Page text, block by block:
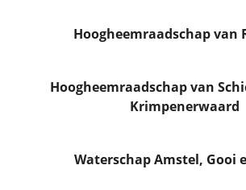
Hoogheemraadschap van
Hoogheemraadschap van
Krimpenerwaard
Waterschap Amstel, Gooi